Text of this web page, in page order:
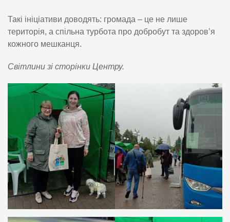
Такі ініціативи доводять: громада – це не лише
територія, а спільна турбота про добробут та здоров’я
кожного мешканця.
Світлини зі сторінки Центру.